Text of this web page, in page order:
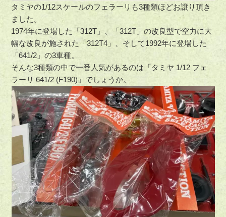
タミヤの1/12スケールのフェラーリも3種類ほどお譲り頂き
ました。
1974年に登場した「312T」、「312T」の改良型で空力に大
幅な改良が施された「312T4」、そして1992年に登場した
「641/2」の3車種。
そんな3種類の中で一番人気があるのは「タミヤ 1/12 フェ
ラーリ 641/2 (F190)」でしょうか。